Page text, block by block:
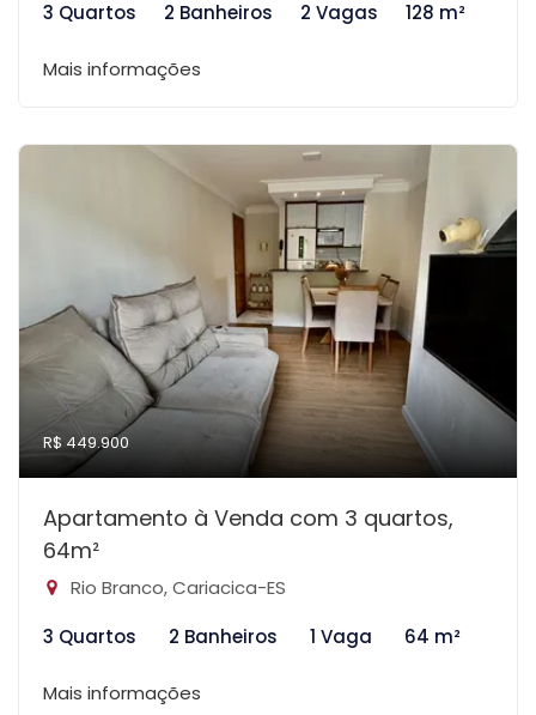
3 Quartos 2 Banheiros 2 Vagas 128 m²
Mais informações
R$ 449.900
Apartamento à Venda com 3 quartos,
64m²
Rio Branco, Cariacica-ES
3 Quartos
2 Banheiros 1 Vaga 64 m²
Mais informações